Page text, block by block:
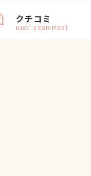
クチコミ
user's comment